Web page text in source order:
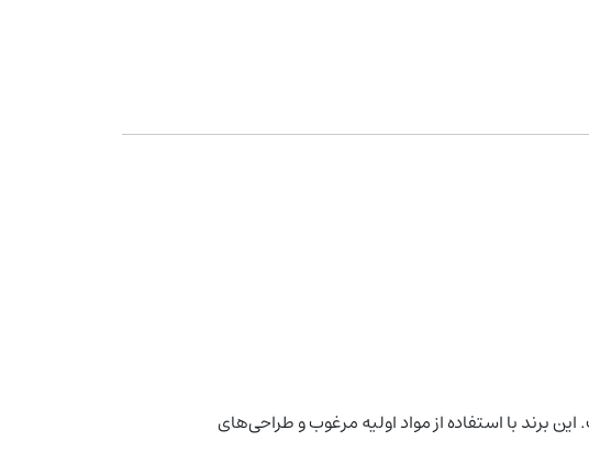
این برند با استفاده از مواد اولیه مرغوب و طراحی‌های